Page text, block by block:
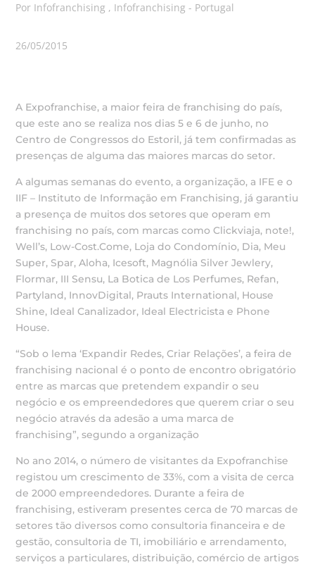
Por Infofranchising , Infofranchising - Portugal
26/05/2015
A Expofranchise, a maior feira de franchising do país,
que este ano se realiza nos dias 5 e 6 de junho, no
Centro de Congressos do Estoril, já tem confirmadas as
presenças de alguma das maiores marcas do setor.
A algumas semanas do evento, a organização, a IFE e o
IIF – Instituto de Informação em Franchising, já garantiu
a presença de muitos dos setores que operam em
franchising no país, com marcas como Clickviaja, note!,
Well’s, Low-Cost.Come, Loja do Condomínio, Dia, Meu
Super, Spar, Aloha, Icesoft, Magnólia Silver Jewlery,
Flormar, III Sensu, La Botica de Los Perfumes, Refan,
Partyland, InnovDigital, Prauts International, House
Shine, Ideal Canalizador, Ideal Electricista e Phone
House.
“Sob o lema ‘Expandir Redes, Criar Relações’, a feira de
franchising nacional é o ponto de encontro obrigatório
entre as marcas que pretendem expandir o seu
negócio e os empreendedores que querem criar o seu
negócio através da adesão a uma marca de
franchising”, segundo a organização
No ano 2014, o número de visitantes da Expofranchise
registou um crescimento de 33%, com a visita de cerca
de 2000 empreendedores. Durante a feira de
franchising, estiveram presentes cerca de 70 marcas de
setores tão diversos como consultoria financeira e de
gestão, consultoria de TI, imobiliário e arrendamento,
serviços a particulares, distribuição, comércio de artigos